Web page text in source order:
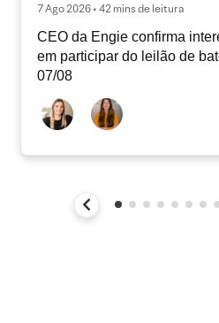
7 Ago 2026 • 42 mins de leitura
CEO da Engie confirma
em participar do leilão de
07/08